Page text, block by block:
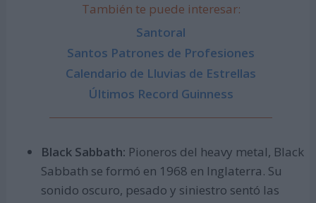
También te puede interesar:
Santoral
Santos Patrones de Profesiones
Calendario de Lluvias de Estrellas
Últimos Record Guinness
Black Sabbath: Pioneros del heavy metal, Black
Sabbath se formó en 1968 en Inglaterra. Su
sonido oscuro, pesado y siniestro sentó las